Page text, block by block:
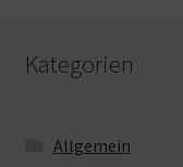
Kategorien
Allgemein